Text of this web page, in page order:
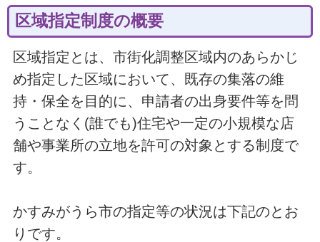
区域指定制度の概要
区域指定とは、市街化調整区域内のあらかじ
め指定した区域において、既存の集落の維
持・保全を目的に、申請者の出身要件等を問
うことなく(誰でも)住宅や一定の小規模な店
舗や事業所の立地を許可の対象とする制度で
す。
かすみがうら市の指定等の状況は下記のとお
りです。